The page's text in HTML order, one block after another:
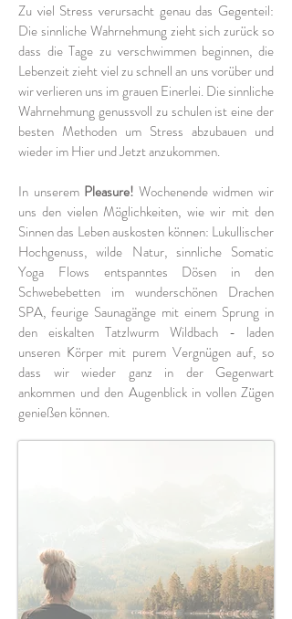
Zu viel Stress verursacht genau das Gegenteil:
Die sinnliche Wahrnehmung zieht sich zurück so
dass die Tage zu verschwimmen beginnen, die
Lebenzeit zieht viel zu schnell an uns vorüber und
wir verlieren uns im grauen Einerlei. Die sinnliche
Wahrnehmung genussvoll zu schulen ist eine der
besten Methoden um Stress abzubauen und
wieder im Hier und Jetzt anzukommen.
In unserem Pleasure! Wochenende widmen wir
uns den vielen Möglichkeiten, wie wir mit den
Sinnen das Leben auskosten können: Lukullischer
Hochgenuss, wilde Natur, sinnliche Somatic
Yoga Flows entspanntes Dösen in den
Schwebebetten im wunderschönen Drachen
SPA, feurige Saunagänge mit einem Sprung in
den eiskalten Tatzlwurm Wildbach - laden
unseren Körper mit purem Vergnügen auf, so
dass wir wieder ganz in der Gegenwart
ankommen und den Augenblick in vollen Zügen
genießen können.